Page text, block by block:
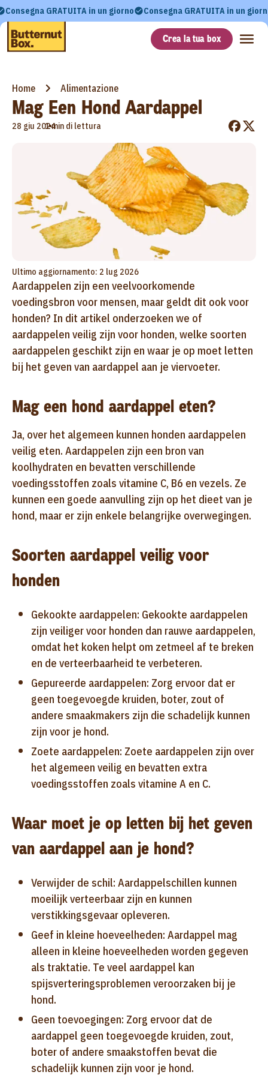
Consegna GRATUITA in un giorno Consegna GRATUITA in un
Crea la tua box
Home Alimentazione
Mag Een Hond Aardappel
28 giu 2024
•
1 min di lettura
Ultimo aggiornamento: 2 lug 2026
Aardappelen zijn een veelvoorkomende
voedingsbron voor mensen, maar geldt dit ook voor
honden? In dit artikel onderzoeken we of
aardappelen veilig zijn voor honden, welke soorten
aardappelen geschikt zijn en waar je op moet letten
bij het geven van aardappel aan je viervoeter.
Mag een hond aardappel eten?
Ja, over het algemeen kunnen honden aardappelen
veilig eten. Aardappelen zijn een bron van
koolhydraten en bevatten verschillende
voedingsstoffen zoals vitamine C, B6 en vezels. Ze
kunnen een goede aanvulling zijn op het dieet van je
hond, maar er zijn enkele belangrijke overwegingen.
Soorten aardappel veilig voor
honden
Gekookte aardappelen: Gekookte aardappelen
zijn veiliger voor honden dan rauwe aardappelen,
omdat het koken helpt om zetmeel af te breken
en de verteerbaarheid te verbeteren.
Gepureerde aardappelen: Zorg ervoor dat er
geen toegevoegde kruiden, boter, zout of
andere smaakmakers zijn die schadelijk kunnen
zijn voor je hond.
Zoete aardappelen: Zoete aardappelen zijn over
het algemeen veilig en bevatten extra
voedingsstoffen zoals vitamine A en C.
Waar moet je op letten bij het geven
van aardappel aan je hond?
Verwijder de schil: Aardappelschillen kunnen
moeilijk verteerbaar zijn en kunnen
verstikkingsgevaar opleveren.
Geef in kleine hoeveelheden: Aardappel mag
alleen in kleine hoeveelheden worden gegeven
als traktatie. Te veel aardappel kan
spijsverteringsproblemen veroorzaken bij je
hond.
Geen toevoegingen: Zorg ervoor dat de
aardappel geen toegevoegde kruiden, zout,
boter of andere smaakstoffen bevat die
schadelijk kunnen zijn voor je hond.